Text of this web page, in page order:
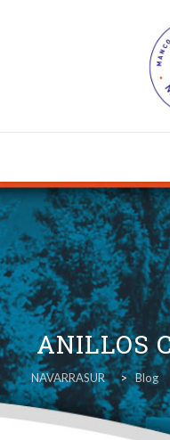
Skip
to
content
ANILLOS
NAVARRASUR > Blog